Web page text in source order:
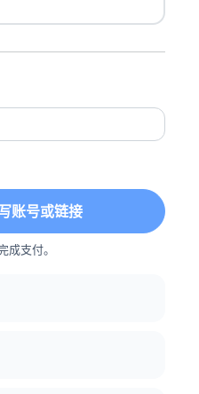
账号或链接
成支付。